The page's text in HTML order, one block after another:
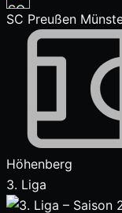
SC Preußen
Höhenberg
3. Liga